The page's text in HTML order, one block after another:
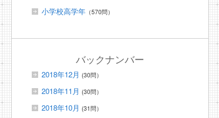
小学校高学年（570問）
バックナンバー
2018年12月 (30問）
2018年11月 (30問）
2018年10月 (31問）